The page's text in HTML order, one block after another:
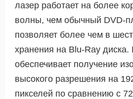
лазер работает на более
волны, чем обычный DVD-
позволяет более чем в
хранения на Blu-Ray диска.
обеспечивает получение
высокого разрешения на
пикселей по сравнению с